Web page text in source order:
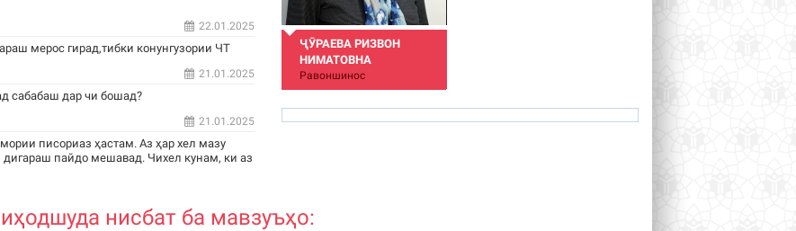
22.01.2025
мерос гирад,тибки конунгузории ЧТ
21.01.2025
сабабаш дар чи бошад?
21.01.2025
писориаз ҳастам. Аз ҳар хел мазу
пайдо мешавад. Чихел кунам, ки аз
ҶӮРАЕВА РИЗВОН
НИМАТОВНА
Равоншинос
нисбат ба мавзуъҳо: